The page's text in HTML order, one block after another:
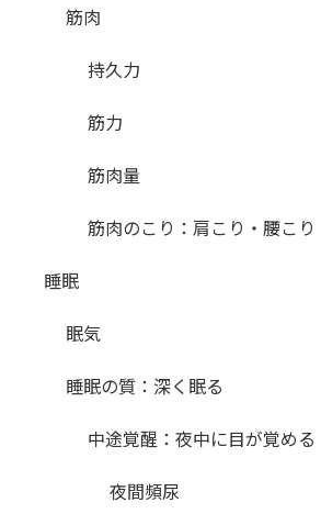
筋肉
持久力
筋力
筋肉量
筋肉のこり：肩こり・腰こり
睡眠
眠気
睡眠の質：深く眠る
中途覚醒：夜中に目が覚める
夜間頻尿